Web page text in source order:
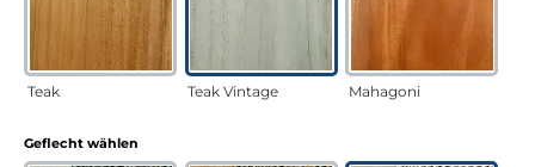
Teak Teak Vintage Mahagoni
Geflecht wählen